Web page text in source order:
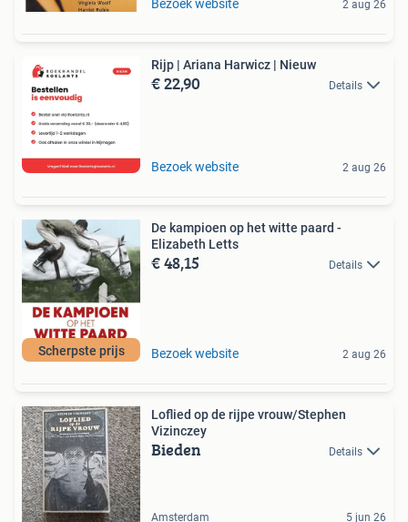
Bezoek website 2 aug 26
Rijp | Ariana Harwicz | Nieuw
€ 22,90 Details
Bezoek website 2 aug 26
Scherpste prijs
De kampioen op het witte paard -
Elizabeth Letts
€ 48,15 Details
Bezoek website 2 aug 26
Loflied op de rijpe vrouw/Stephen
Vizinczey
Bieden Details
Amsterdam 5 jun 26